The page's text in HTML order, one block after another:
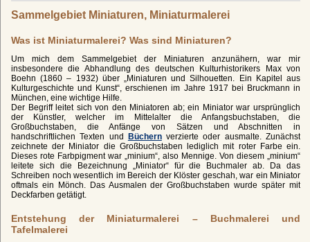
Sammelgebiet Miniaturen, Miniaturmalerei
Was ist Miniaturmalerei? Was sind Miniaturen?
Um mich dem Sammelgebiet der Miniaturen anzunähern, war mir
insbesondere die Abhandlung des deutschen Kulturhistorikers Max von
Boehn (1860 – 1932) über „Miniaturen und Silhouetten. Ein Kapitel aus
Kulturgeschichte und Kunst“, erschienen im Jahre 1917 bei Bruckmann in
München, eine wichtige Hilfe.
Der Begriff leitet sich von den Miniatoren ab; ein Miniator war ursprünglich
der Künstler, welcher im Mittelalter die Anfangsbuchstaben, die
Großbuchstaben, die Anfänge von Sätzen und Abschnitten in
handschriftlichen Texten und Büchernverzierte oder ausmalte. Zunächst
zeichnete der Miniator die Großbuchstaben lediglich mit roter Farbe ein.
Dieses rote Farbpigment war „minium“, also Mennige. Von diesem „minium“
leitete sich die Bezeichnung „Miniator“ für die Buchmaler ab. Da das
Schreiben noch wesentlich im Bereich der Klöster geschah, war ein Miniator
oftmals ein Mönch. Das Ausmalen der Großbuchstaben wurde später mit
Deckfarben getätigt.
Entstehung der Miniaturmalerei – Buchmalerei und
Tafelmalerei